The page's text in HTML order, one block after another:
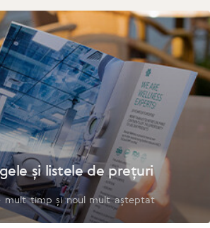
și listele de prețuri
mult timp și noul mult așteptat